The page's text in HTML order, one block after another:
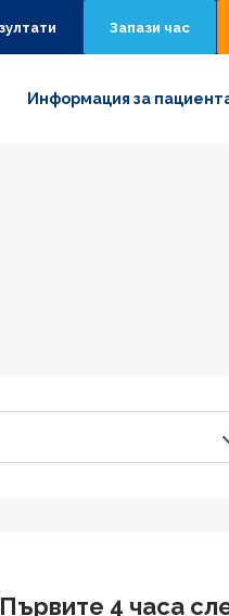
Запази час
Информация за
4 часа